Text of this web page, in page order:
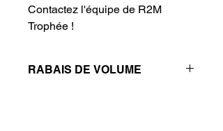
Contactez l'équipe de R2M
Trophée !
RABAIS DE VOLUME